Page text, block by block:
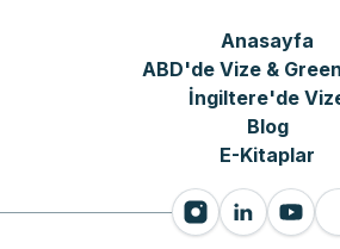
Anasayfa
ABD'de Vize &
İngiltere'de
Blog
E-Kitaplar